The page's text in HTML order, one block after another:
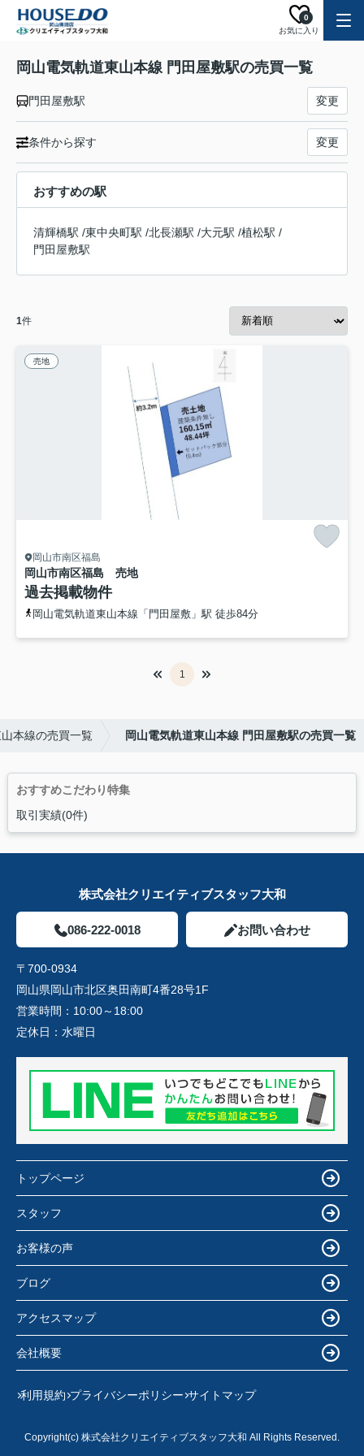
お気に入り
0
岡山電気軌道東山本線 門田屋敷駅の売買一覧
門田屋敷駅 変更
条件から探す 変更
おすすめの駅
清輝橋駅 /東中央町駅 /北長瀬駅 /大元駅 /植松駅 /
門田屋敷駅
1件
売地
岡山市南区福島
岡山市南区福島 売地
過去掲載物件
岡山電気軌道東山本線「門田屋敷」駅 徒歩84分
1
本線の売買一覧 岡山電気軌道東山本線 門田屋敷駅の売買一覧
おすすめこだわり特集
取引実績(0件)
株式会社クリエイティブスタッフ大和
086-222-0018 お問い合わせ
〒700-0934
岡山県岡山市北区奥田南町4番28号1F
営業時間： 10:00～18:00
定休日： 水曜日
トップページ
スタッフ
お客様の声
ブログ
アクセスマップ
会社概要
利用規約 プライバシーポリシー サイトマップ
Copyright(c) 株式会社クリエイティブスタッフ大和 All Rights Reserved.